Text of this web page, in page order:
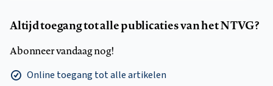
Altijd toegang tot alle publicaties van het NTVG?
Abonneer vandaag nog!
Online toegang tot alle artikelen